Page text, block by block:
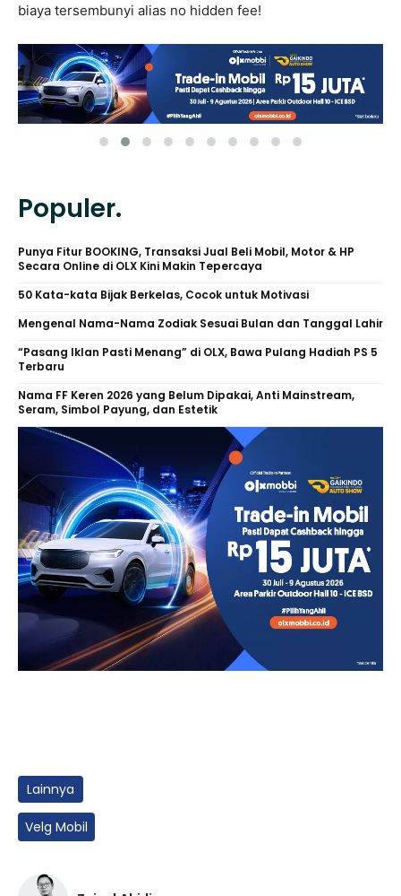
biaya tersembunyi alias no hidden fee!
Populer.
Punya Fitur BOOKING, Transaksi Jual Beli Mobil, Motor & HP
Secara Online di OLX Kini Makin Tepercaya
50 Kata-kata Bijak Berkelas, Cocok untuk Motivasi
Mengenal Nama-Nama Zodiak Sesuai Bulan dan Tanggal Lahir
“Pasang Iklan Pasti Menang” di OLX, Bawa Pulang Hadiah PS 5
Terbaru
Nama FF Keren 2026 yang Belum Dipakai, Anti Mainstream,
Seram, Simbol Payung, dan Estetik
Lainnya
Velg Mobil